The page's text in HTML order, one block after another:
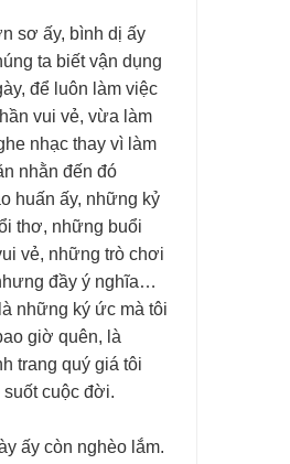
sơ ấy, bình dị ấy
ta biết vận dụng
để luôn làm việc
vui vẻ, vừa làm
nhạc thay vì làm
nhằn đến đó
huấn ấy, những kỷ
thơ, những buổi
vẻ, những trò chơi
đầy ý nghĩa…
những ký ức mà tôi
giờ quên, là
trang quý giá tôi
suốt cuộc đời.
ấy còn nghèo lắm.